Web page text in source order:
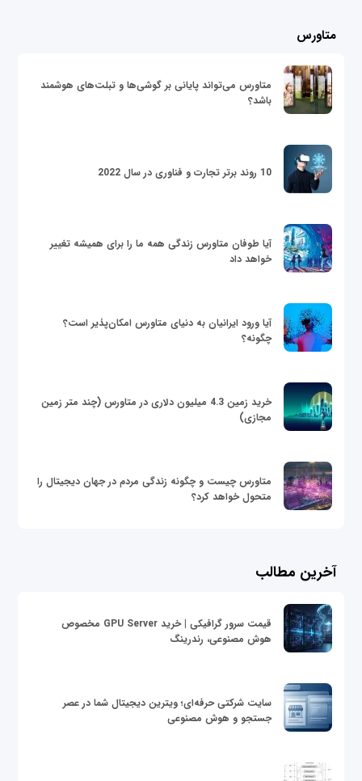
متاورس
متاورس می‌تواند پایانی بر گوشی‌ها و تبلت‌های هوشمند
باشد؟
10 روند برتر تجارت و فناوری در سال 2022
آیا طوفان متاورس زندگی همه ما را برای همیشه تغییر
خواهد داد
آیا ورود ایرانیان به دنیای متاورس امکان‌پذیر است؟
چگونه؟
خرید زمین 4.3 میلیون دلاری در متاورس (چند متر زمین
مجازی)
متاورس چیست و چگونه زندگی مردم در جهان دیجیتال را
متحول خواهد کرد؟
آخرین مطالب
قیمت سرور گرافیکی | خرید GPU Server مخصوص
هوش مصنوعی، رندرینگ
سایت شرکتی حرفه‌ای؛ ویترین دیجیتال شما در عصر
جستجو و هوش مصنوعی